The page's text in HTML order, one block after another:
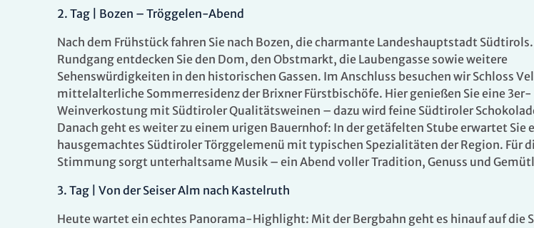
Oktober
Dauer Zeitraum Leistung
5 Tage
Sa. 24.10. - Mi.
28.10.2026
inkl. HP
2. Tag | Bozen – Tröggelen-Abend
Nach dem Frühstück fahren Sie nach Bozen, die charmante Landeshauptstadt
Rundgang entdecken Sie den Dom, den Obstmarkt, die Laubengasse sowie weitere
Sehenswürdigkeiten in den historischen Gassen. Im Anschluss besuchen wir Schloss
mittelalterliche Sommerresidenz der Brixner Fürstbischöfe. Hier genießen Sie eine 3er-
Weinverkostung mit Südtiroler Qualitätsweinen – dazu wird feine Südtiroler
Danach geht es weiter zu einem urigen Bauernhof: In der getäfelten Stube erwartet Sie
hausgemachtes Südtiroler Törggelemenü mit typischen Spezialitäten der Region. Für
Stimmung sorgt unterhaltsame Musik – ein Abend voller Tradition, Genuss und
3. Tag | Von der Seiser Alm nach Kastelruth
Heute wartet ein echtes Panorama-Highlight: Mit der Bergbahn geht es hinauf auf die